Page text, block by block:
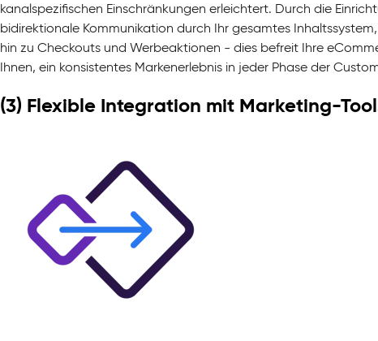
kanalspezifischen Einschränkungen erleichtert. Durch die
bidirektionale Kommunikation durch Ihr gesamtes
hin zu Checkouts und Werbeaktionen - dies befreit Ihre
Ihnen, ein konsistentes Markenerlebnis in jeder Phase der
(3) Flexible Integration mit Marketing-